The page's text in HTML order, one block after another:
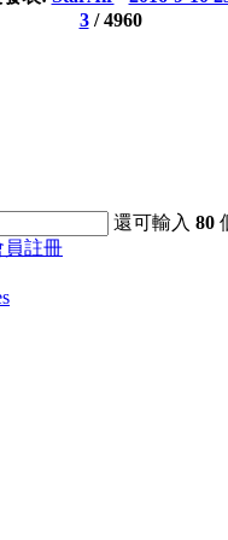
3/4960
還可輸入80
員註冊